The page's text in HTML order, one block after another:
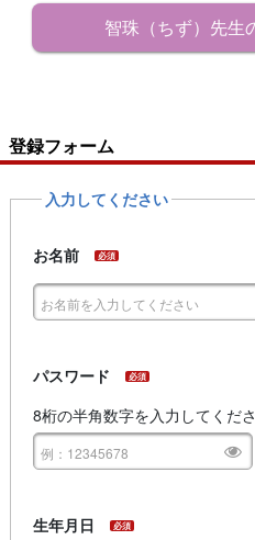
智珠（ちず）先生
登録フォーム
入力してください
お名前 必須
パスワード 必須
8桁の半角数字を入力してくだ
生年月日 必須